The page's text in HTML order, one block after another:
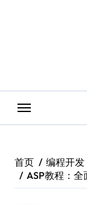
首页 编程开发
ASP教程：